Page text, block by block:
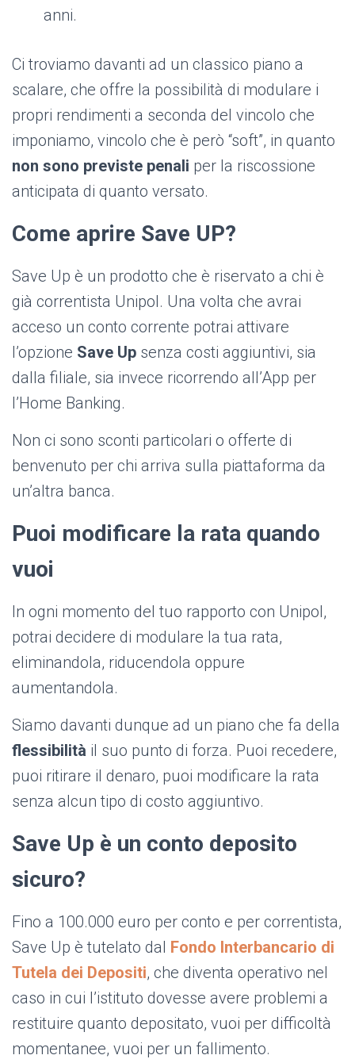
anni.
Ci troviamo davanti ad un classico piano a
scalare, che offre la possibilità di modulare i
propri rendimenti a seconda del vincolo che
imponiamo, vincolo che è però “soft”, in quanto
non sono previste penali per la riscossione
anticipata di quanto versato.
Come aprire Save UP?
Save Up è un prodotto che è riservato a chi è
già correntista Unipol. Una volta che avrai
acceso un conto corrente potrai attivare
l’opzione Save Up senza costi aggiuntivi, sia
dalla filiale, sia invece ricorrendo all’App per
l’Home Banking.
Non ci sono sconti particolari o offerte di
benvenuto per chi arriva sulla piattaforma da
un’altra banca.
Puoi modificare la rata quando
vuoi
In ogni momento del tuo rapporto con Unipol,
potrai decidere di modulare la tua rata,
eliminandola, riducendola oppure
aumentandola.
Siamo davanti dunque ad un piano che fa della
flessibilità il suo punto di forza. Puoi recedere,
puoi ritirare il denaro, puoi modificare la rata
senza alcun tipo di costo aggiuntivo.
Save Up è un conto deposito
sicuro?
Fino a 100.000 euro per conto e per correntista,
Save Up è tutelato dal Fondo Interbancario di
Tutela dei Depositi, che diventa operativo nel
caso in cui l’istituto dovesse avere problemi a
restituire quanto depositato, vuoi per difficoltà
momentanee, vuoi per un fallimento.